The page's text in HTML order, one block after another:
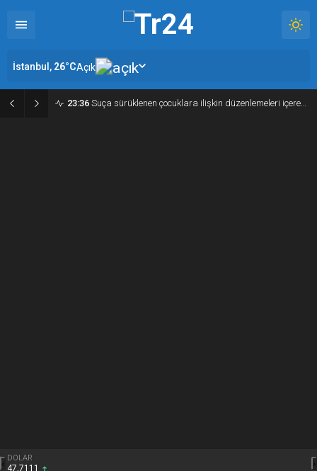
23:12 İsmail Köybaşı: “Maçtan sonra konuşma yapmak isterdim ama öyle bir şansımız olmadı”
‹ ›
İstanbul, 26°CAçık